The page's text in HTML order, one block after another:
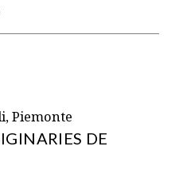
Piemonte
DE